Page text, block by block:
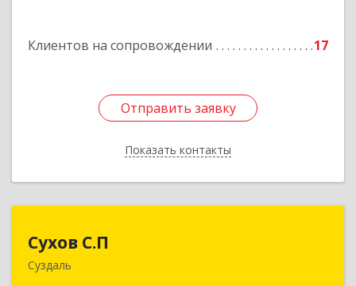
Клиентов на сопровождении 17
Отправить заявку
Показать контакты
Отправить заявку
Назад
Сухов С.П
Суздаль